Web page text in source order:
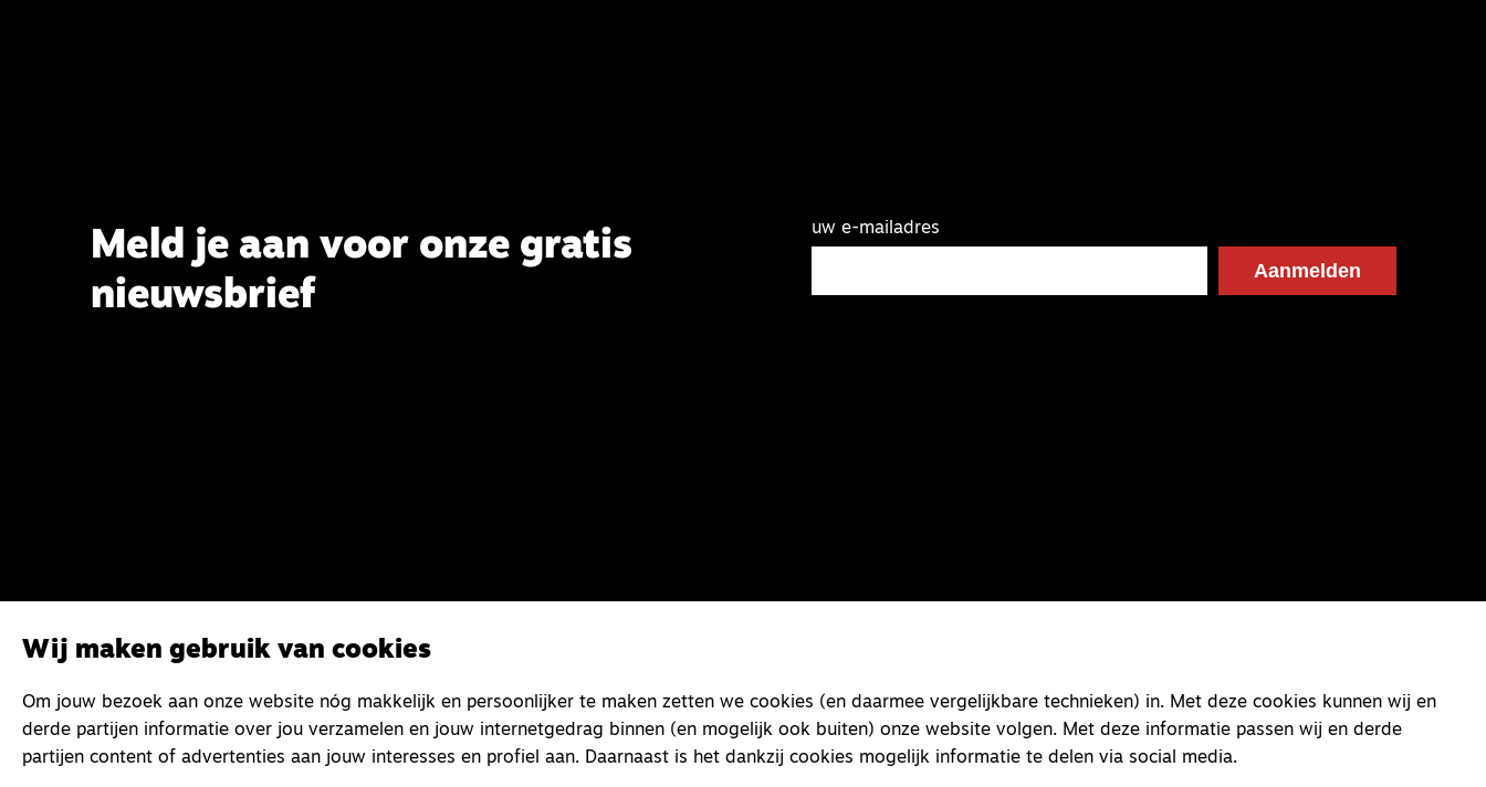
Meld je aan voor onze gratis
nieuwsbrief
uw e-mailadres
Wij maken gebruik van cookies
Om jouw bezoek aan onze website nóg makkelijk en persoonlijker te maken zetten we cookies (en daarmee vergelijkbare technieken) in. Met deze cookies kunnen wij en
derde partijen informatie over jou verzamelen en jouw internetgedrag binnen (en mogelijk ook buiten) onze website volgen. Met deze informatie passen wij en derde
partijen content of advertenties aan jouw interesses en profiel aan. Daarnaast is het dankzij cookies mogelijk informatie te delen via social media.